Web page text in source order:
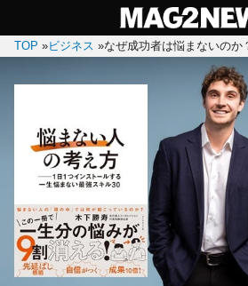
TOP »ビジネス »なぜ成功者は悩まないの